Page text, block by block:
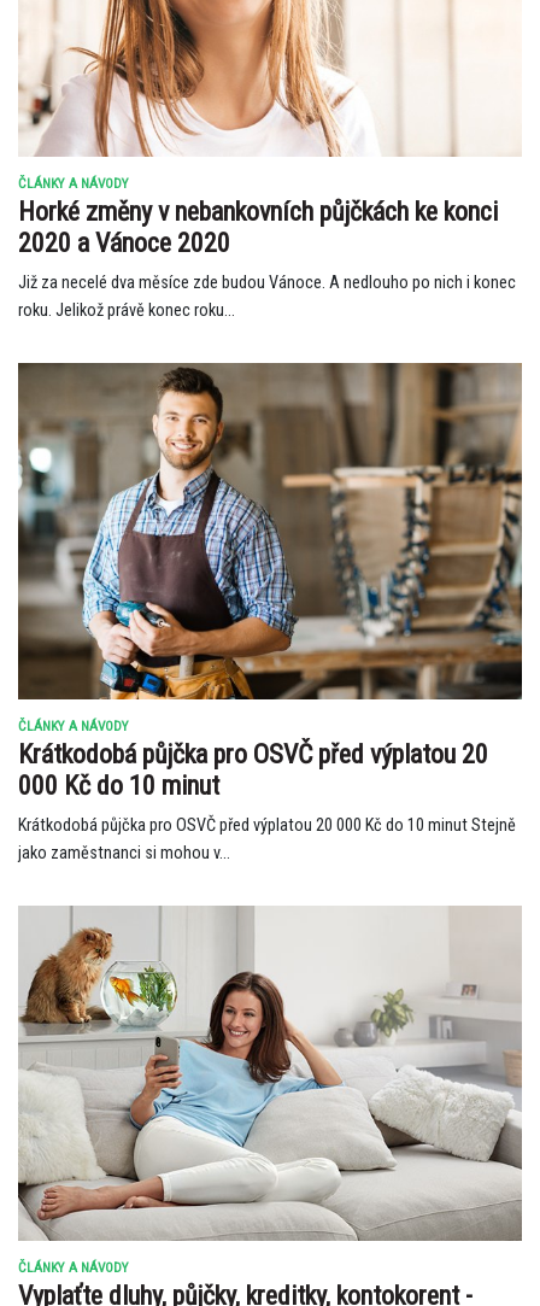
ČLÁNKY A NÁVODY
Horké změny v nebankovních půjčkách ke konci
2020 a Vánoce 2020
Již za necelé dva měsíce zde budou Vánoce. A nedlouho po nich i konec
roku. Jelikož právě konec roku...
ČLÁNKY A NÁVODY
Krátkodobá půjčka pro OSVČ před výplatou 20
000 Kč do 10 minut
Krátkodobá půjčka pro OSVČ před výplatou 20 000 Kč do 10 minut Stejně
jako zaměstnanci si mohou v...
ČLÁNKY A NÁVODY
Vyplaťte dluhy, půjčky, kreditky, kontokorent -